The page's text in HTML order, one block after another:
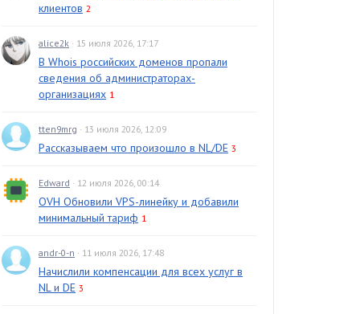
клиентов 2
alice2k · 15 июля 2026, 17:17
В Whois российских доменов пропали
сведения об администраторах-
организациях 1
tten9mrg · 13 июля 2026, 12:09
Рассказываем что произошло в NL/DE 3
Edward · 12 июля 2026, 00:14
OVH Обновили VPS-линейку и добавили
минимальный тариф 1
andr-0-n · 11 июля 2026, 17:48
Начислили компенсации для всех услуг в
NL и DE 3